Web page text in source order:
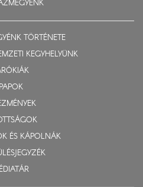
TÖRTÉNETE
KEGYHELYÜNK
PAPOK
ÉS KÁPOLNÁK